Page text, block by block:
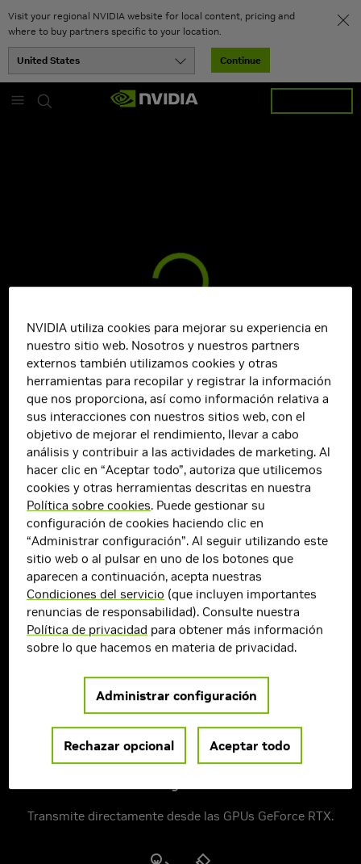
Visit your regional NVIDIA website for local content, pricing and
where to buy partners specific to your location.
Continue
Skip
Cargando planes...
Beneficios para las Membresías
Pagadas
Todas las membresías pagadas ofrecen a los jugadores de
PC fácil acceso a una experiencia mejorada, que incluye:
Resoluciones más Altas, Mayor Velocidad de
Transmite directamente desde las GPUs GeForce RTX.
NVIDIA utiliza cookies para mejorar su experiencia en
nuestro sitio web. Nosotros y nuestros partners
externos también utilizamos cookies y otras
herramientas para recopilar y registrar la información
que nos proporciona, así como información relativa a
sus interacciones con nuestros sitios web, con el
objetivo de mejorar el rendimiento, llevar a cabo
análisis y contribuir a las actividades de marketing. Al
hacer clic en “Aceptar todo”, autoriza que utilicemos
cookies y otras herramientas descritas en nuestra
Política sobre cookies. Puede gestionar su
configuración de cookies haciendo clic en
“Administrar configuración”. Al seguir utilizando este
sitio web o al pulsar en uno de los botones que
aparecen a continuación, acepta nuestras
Condiciones del servicio (que incluyen importantes
renuncias de responsabilidad). Consulte nuestra
Política de privacidad para obtener más información
sobre lo que hacemos en materia de privacidad.
Administrar configuración
Rechazar opcional Aceptar todo